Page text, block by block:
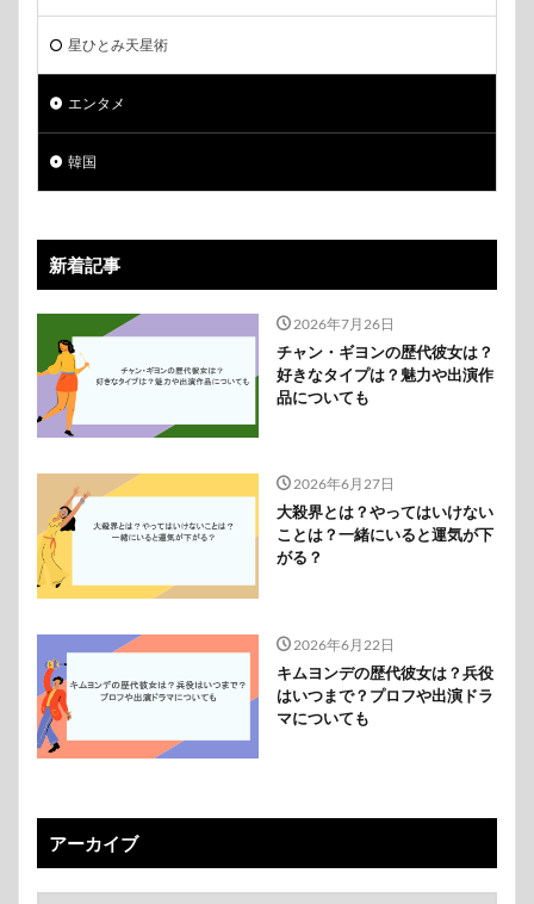
星ひとみ天星術
エンタメ
韓国
新着記事
2026年7月26日
チャン・ギヨンの歴代彼女は？
好きなタイプは？魅力や出演作
品についても
2026年6月27日
大殺界とは？やってはいけない
ことは？一緒にいると運気が下
がる？
2026年6月22日
キムヨンデの歴代彼女は？兵役
はいつまで？プロフや出演ドラ
マについても
アーカイブ